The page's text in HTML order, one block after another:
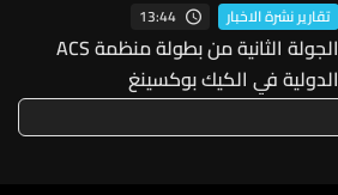
تقارير نشرة الاخبار 13:44
الجولة الثانية من بطولة منظمة ACS
الدولية في الكيك بوكسينغ